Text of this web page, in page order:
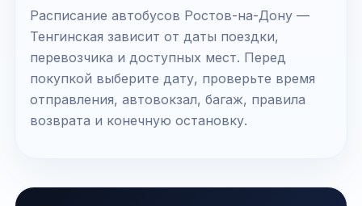
Расписание автобусов Ростов-на-Дону —
Тенгинская зависит от даты поездки,
перевозчика и доступных мест. Перед
покупкой выберите дату, проверьте время
отправления, автовокзал, багаж, правила
возврата и конечную остановку.